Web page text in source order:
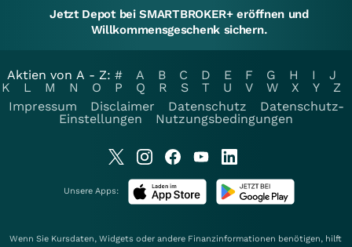
Jetzt Depot bei SMARTBROKER+ eröffnen und
Willkommensgeschenk sichern.
Aktien von A - Z: # A B C D E F G H I
J
K
L M N O P Q R S T U V W X Y
Z
Impressum
Disclaimer Datenschutz
Datenschutz-
Einstellungen
Nutzungsbedingungen
Unsere Apps:
Wenn Sie Kursdaten, Widgets oder andere Finanzinformationen benötigen, hilft